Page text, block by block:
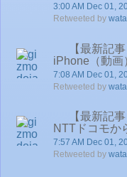
3:00 AM Dec 01,
Retweeted by
【最新記
iPhone（動画
7:08 AM Dec 01,
Retweeted by
【最新記
NTTドコモか
7:57 AM Dec 01,
Retweeted by